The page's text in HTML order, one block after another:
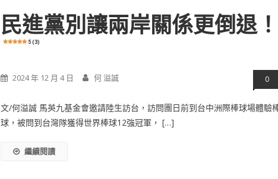
民進黨別讓兩岸關係更倒退
5 (3)
2024 年 12 月 4 日 何 溢誠 0
文/何溢誠 馬英九基金會邀請陸生訪台，訪問團日前到台中洲際棒球場體驗
球，被問到台灣隊獲得世界棒球12強冠軍， […]
繼續閱讀